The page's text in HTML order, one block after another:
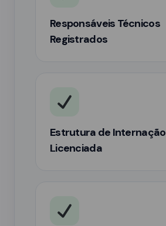
Responsáveis Técnicos
Registrados
Estrutura de Internação
Licenciada